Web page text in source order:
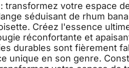
transformez votre espace
séduisant de rhum
Créez l'essence
réconfortante et
durables sont fièrement
unique en son genre.